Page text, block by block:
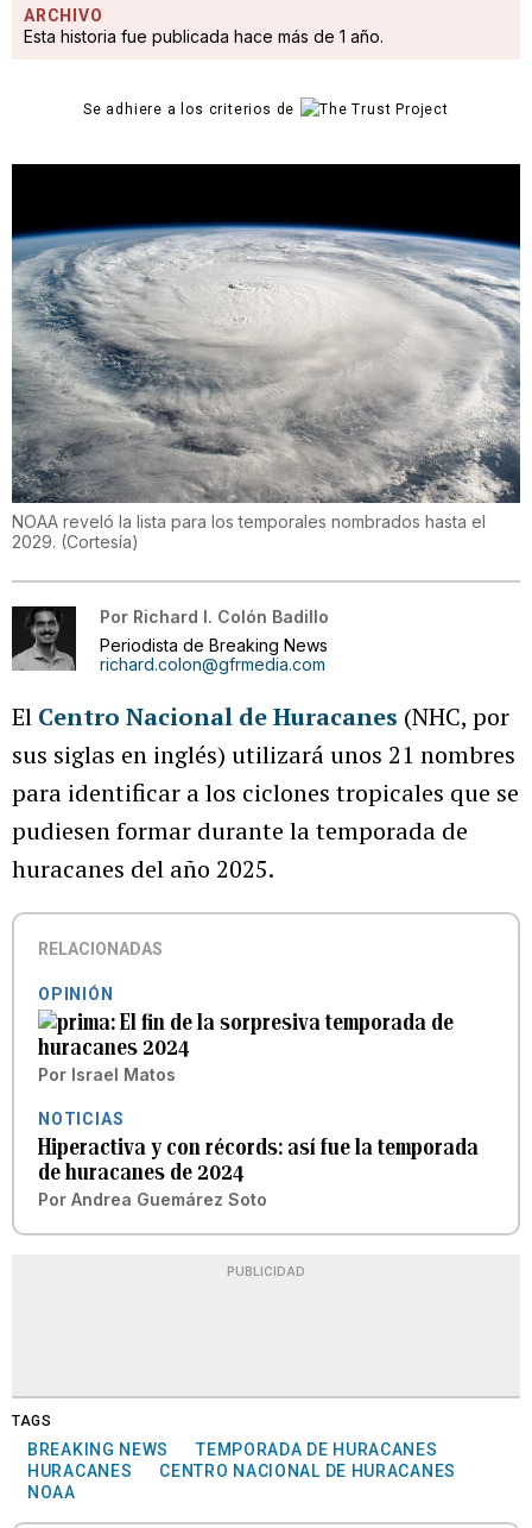
ARCHIVO
Esta historia fue publicada hace más de 1 año.
Se adhiere a los criterios de
NOAA reveló la lista para los temporales nombrados hasta el
2029. (Cortesía)
Por Richard I. Colón Badillo
Periodista de Breaking News
richard.colon@gfrmedia.com
El Centro Nacional de Huracanes (NHC, por
sus siglas en inglés) utilizará unos 21 nombres
para identificar a los ciclones tropicales que se
pudiesen formar durante la temporada de
huracanes del año 2025.
RELACIONADAS
OPINIÓN
El fin de la sorpresiva temporada de
huracanes 2024
Por Israel Matos
NOTICIAS
Hiperactiva y con récords: así fue la temporada
de huracanes de 2024
Por Andrea Guemárez Soto
PUBLICIDAD
TAGS
BREAKING NEWS
TEMPORADA DE HURACANES
HURACANES
CENTRO NACIONAL DE HURACANES
NOAA